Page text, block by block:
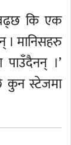
बढ्छ कि एक
। मानिसहरु
पाउँदैनन् ।’
कुन स्टेजमा